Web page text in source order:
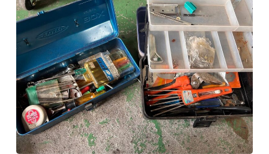
会社概要
LINEで質問 お問い合わせ